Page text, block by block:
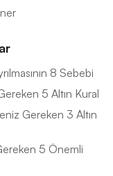
8 Sebebi
5 Altın Kural
Gereken 3 Altın
5 Önemli